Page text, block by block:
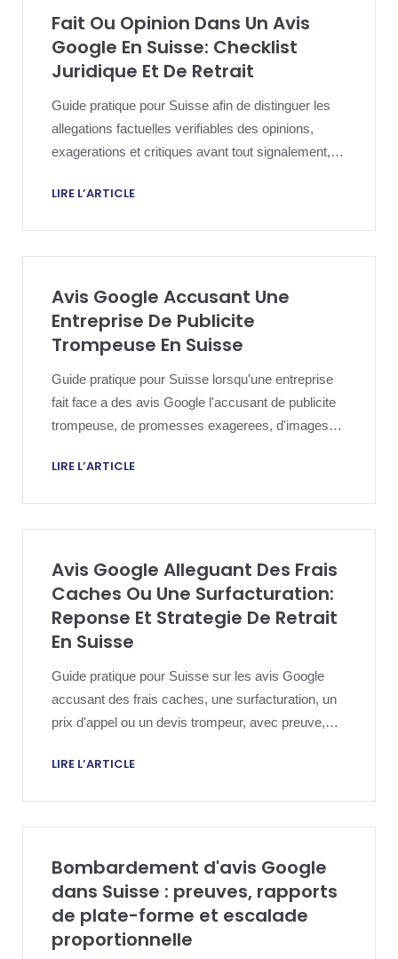
Fait Ou Opinion Dans Un Avis
Google En Suisse: Checklist
Juridique Et De Retrait
Guide pratique pour Suisse afin de distinguer les
allegations factuelles verifiables des opinions,
exagerations et critiques avant tout signalement,
LIRE L’ARTICLE
Avis Google Accusant Une
Entreprise De Publicite
Trompeuse En Suisse
Guide pratique pour Suisse lorsqu'une entreprise
fait face a des avis Google l'accusant de publicite
trompeuse, de promesses exagerees, d'images
LIRE L’ARTICLE
Avis Google Alleguant Des Frais
Caches Ou Une Surfacturation:
Reponse Et Strategie De Retrait
En Suisse
Guide pratique pour Suisse sur les avis Google
accusant des frais caches, une surfacturation, un
prix d'appel ou un devis trompeur, avec preuve,
LIRE L’ARTICLE
Bombardement d'avis Google
dans Suisse : preuves, rapports
de plate-forme et escalade
proportionnelle